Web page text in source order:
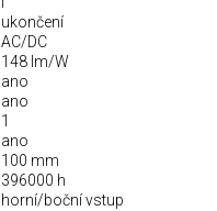
ukončení
AC/DC
148 lm/W
ano
ano
1
ano
100 mm
396000 h
horní/boční vstup